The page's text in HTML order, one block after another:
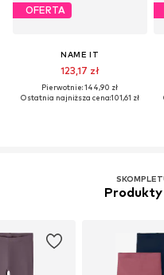
OFERTA
NAME IT
123,17 zł
Pierwotnie: 144,90 zł
Ostatnia najniższa cena:101,61 zł
Produkty